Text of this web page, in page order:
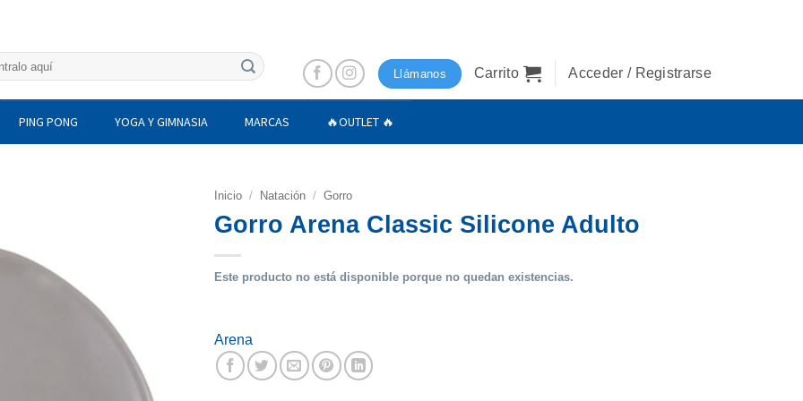
Llámanos Carrito Acceder / Registrarse
PING PONG YOGA Y GIMNASIA MARCAS 🔥OUTLET 🔥
Inicio / Natación / Gorro
Gorro Arena Classic Silicone Adulto
Este producto no está disponible porque no quedan existencias.
Arena